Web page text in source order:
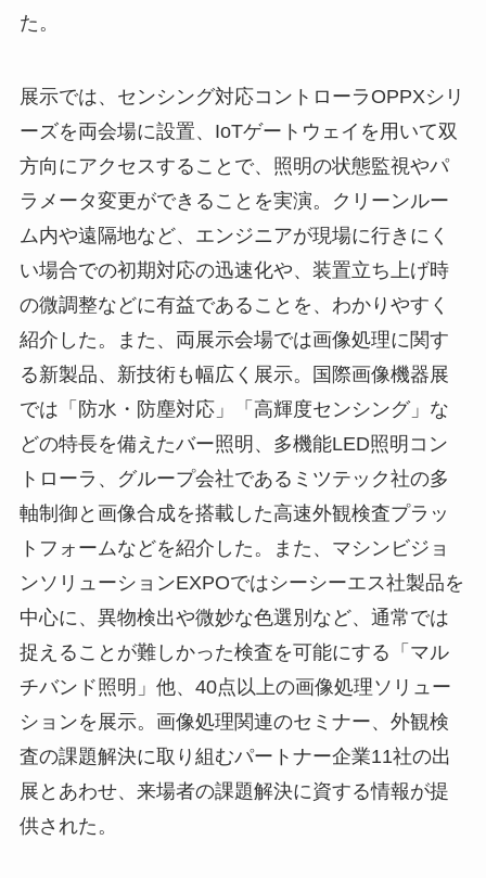
た。
展示では、センシング対応コントローラOPPXシリ
ーズを両会場に設置、IoTゲートウェイを用いて双
方向にアクセスすることで、照明の状態監視やパ
ラメータ変更ができることを実演。クリーンルー
ム内や遠隔地など、エンジニアが現場に行きにく
い場合での初期対応の迅速化や、装置立ち上げ時
の微調整などに有益であることを、わかりやすく
紹介した。また、両展示会場では画像処理に関す
る新製品、新技術も幅広く展示。国際画像機器展
では「防水・防塵対応」「高輝度センシング」な
どの特長を備えたバー照明、多機能LED照明コン
トローラ、グループ会社であるミツテック社の多
軸制御と画像合成を搭載した高速外観検査プラッ
トフォームなどを紹介した。また、マシンビジョ
ンソリューションEXPOではシーシーエス社製品を
中心に、異物検出や微妙な色選別など、通常では
捉えることが難しかった検査を可能にする「マル
チバンド照明」他、40点以上の画像処理ソリュー
ションを展示。画像処理関連のセミナー、外観検
査の課題解決に取り組むパートナー企業11社の出
展とあわせ、来場者の課題解決に資する情報が提
供された。